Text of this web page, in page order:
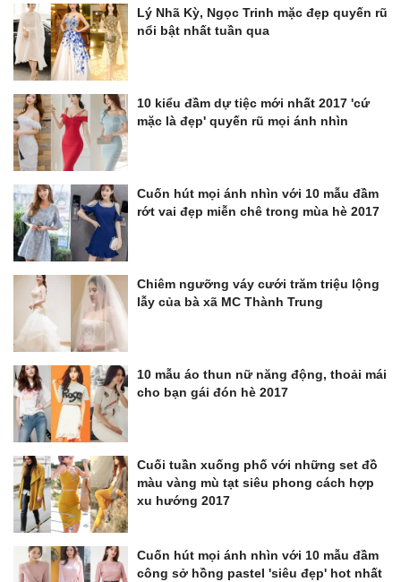
Lý Nhã Kỳ, Ngọc Trinh mặc đẹp quyến rũ
nổi bật nhất tuần qua
10 kiểu đầm dự tiệc mới nhất 2017 'cứ
mặc là đẹp' quyến rũ mọi ánh nhìn
Cuốn hút mọi ánh nhìn với 10 mẫu đầm
rớt vai đẹp miễn chê trong mùa hè 2017
Chiêm ngưỡng váy cưới trăm triệu lộng
lẫy của bà xã MC Thành Trung
10 mẫu áo thun nữ năng động, thoải mái
cho bạn gái đón hè 2017
Cuối tuần xuống phố với những set đồ
màu vàng mù tạt siêu phong cách hợp
xu hướng 2017
Cuốn hút mọi ánh nhìn với 10 mẫu đầm
công sở hồng pastel 'siêu đẹp' hot nhất